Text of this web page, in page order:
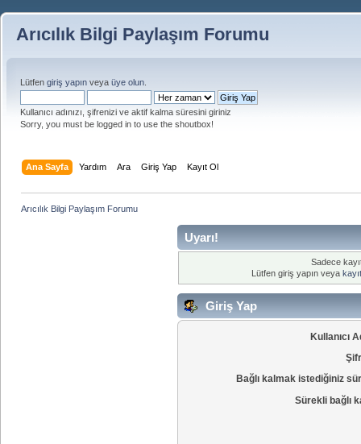
Arıcılık Bilgi Paylaşım Forumu
Lütfen giriş yapın veya üye olun
Kullanıcı adınızı, şifrenizi ve aktif kalma süresini giriniz
Sorry, you must be logged in to use the shoutbox!
Ana Sayfa Yardım Ara Giriş Yap Kayıt Ol
Arıcılık Bilgi Paylaşım Forumu
Uyarı!
Sadece
Lütfen giriş yapın veya
Giriş Yap
Kullanıcı
Bağlı kalmak istediğiniz
Sürekli bağlı